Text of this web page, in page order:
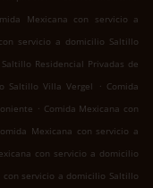
Mexicana con servicio a
servicio a domicilio Saltillo
Residencial Privadas de
Saltillo Villa Vergel . Comida
. Comida Mexicana con
Mexicana con servicio a
con servicio a domicilio
con servicio a domicilio Saltillo